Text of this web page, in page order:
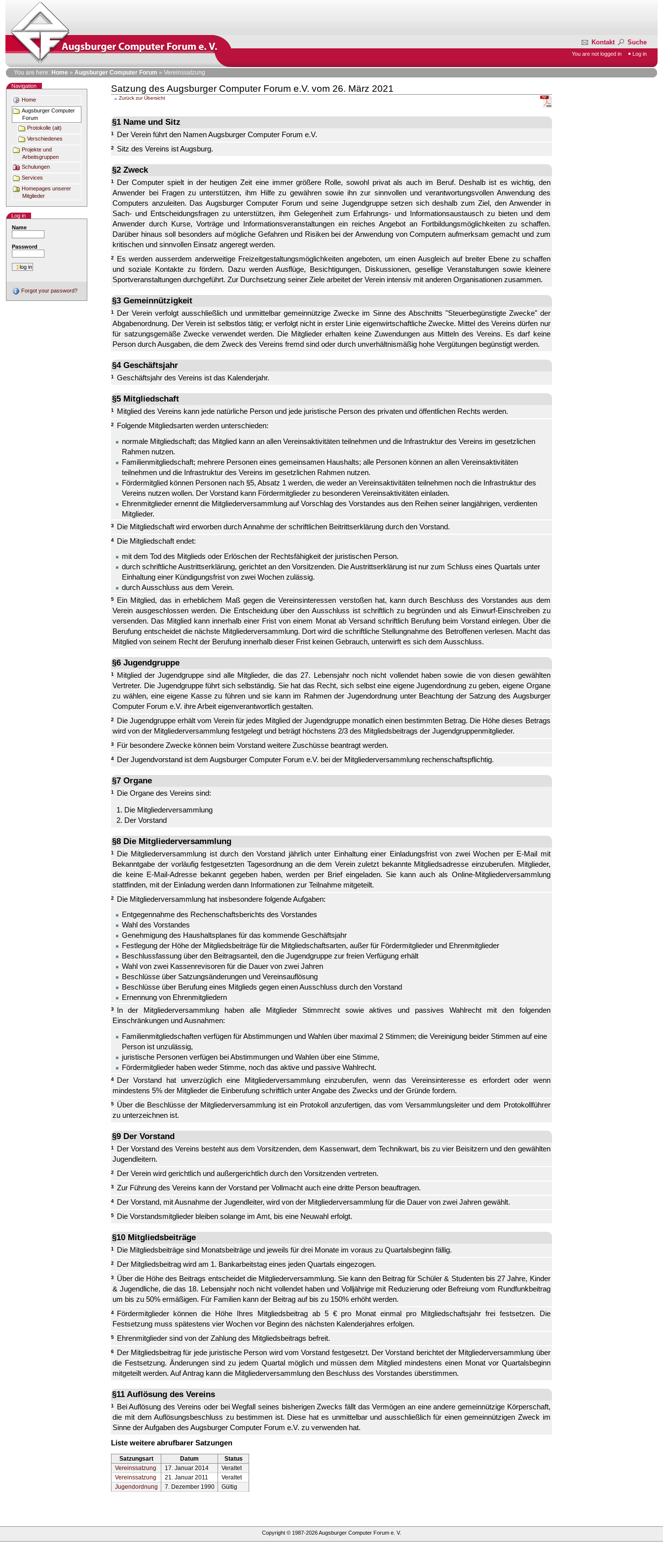
Kontakt Suche
Personal
tools
You are not logged in Log in
You are here: Home » Augsburger Computer Forum »Vereinssatzung
Navigation
Home
Augsburger Computer
Forum
Protokolle (alt)
Verschiedenes
Projekte und
Arbeitsgruppen
Schulungen
Services
Homepages unserer
Mitglieder
Log in
Name
Password
Forgot your password?
Satzung des Augsburger Computer Forum e.V. vom 26. März 2021
Zurück zur Übersicht
§1 Name und Sitz
1 Der Verein führt den Namen Augsburger Computer Forum e.V.
2 Sitz des Vereins ist Augsburg.
§2 Zweck
1
Der Computer spielt in der heutigen Zeit eine immer größere Rolle, sowohl privat als auch im Beruf. Deshalb ist es wichtig, den
Anwender bei Fragen zu unterstützen, ihm Hilfe zu gewähren sowie ihn zur sinnvollen und verantwortungsvollen Anwendung des
Computers anzuleiten. Das Augsburger Computer Forum und seine Jugendgruppe setzen sich deshalb zum Ziel, den Anwender in
Sach- und Entscheidungsfragen zu unterstützen, ihm Gelegenheit zum Erfahrungs- und Informationsaustausch zu bieten und dem
Anwender durch Kurse, Vorträge und Informationsveranstaltungen ein reiches Angebot an Fortbildungsmöglichkeiten zu schaffen.
Darüber hinaus soll besonders auf mögliche Gefahren und Risiken bei der Anwendung von Computern aufmerksam gemacht und zum
kritischen und sinnvollen Einsatz angeregt werden.
2
Es werden ausserdem anderweitige Freizeitgestaltungsmöglichkeiten angeboten, um einen Ausgleich auf breiter Ebene zu schaffen
und soziale Kontakte zu fördern. Dazu werden Ausflüge, Besichtigungen, Diskussionen, gesellige Veranstaltungen sowie kleinere
Sportveranstaltungen durchgeführt. Zur Durchsetzung seiner Ziele arbeitet der Verein intensiv mit anderen Organisationen zusammen.
§3 Gemeinnützigkeit
1
Der Verein verfolgt ausschließlich und unmittelbar gemeinnützige Zwecke im Sinne des Abschnitts "Steuerbegünstigte Zwecke" der
Abgabenordnung. Der Verein ist selbstlos tätig; er verfolgt nicht in erster Linie eigenwirtschaftliche Zwecke. Mittel des Vereins dürfen nur
für satzungsgemäße Zwecke verwendet werden. Die Mitglieder erhalten keine Zuwendungen aus Mitteln des Vereins. Es darf keine
Person durch Ausgaben, die dem Zweck des Vereins fremd sind oder durch unverhältnismäßig hohe Vergütungen begünstigt werden.
§4 Geschäftsjahr
1 Geschäftsjahr des Vereins ist das Kalenderjahr.
§5 Mitgliedschaft
1 Mitglied des Vereins kann jede natürliche Person und jede juristische Person des privaten und öffentlichen Rechts werden.
2
Folgende Mitgliedsarten werden unterschieden:
normale Mitgliedschaft; das Mitglied kann an allen Vereinsaktivitäten teilnehmen und die Infrastruktur des Vereins im gesetzlichen
Rahmen nutzen.
Familienmitgliedschaft; mehrere Personen eines gemeinsamen Haushalts; alle Personen können an allen Vereinsaktivitäten
teilnehmen und die Infrastruktur des Vereins im gesetzlichen Rahmen nutzen.
Fördermitglied können Personen nach §5, Absatz 1 werden, die weder an Vereinsaktivitäten teilnehmen noch die Infrastruktur des
Vereins nutzen wollen. Der Vorstand kann Fördermitglieder zu besonderen Vereinsaktivitäten einladen.
Ehrenmitglieder ernennt die Mitgliederversammlung auf Vorschlag des Vorstandes aus den Reihen seiner langjährigen, verdienten
Mitglieder.
3 Die Mitgliedschaft wird erworben durch Annahme der schriftlichen Beitrittserklärung durch den Vorstand.
4
Die Mitgliedschaft endet:
mit dem Tod des Mitglieds oder Erlöschen der Rechtsfähigkeit der juristischen Person.
durch schriftliche Austrittserklärung, gerichtet an den Vorsitzenden. Die Austrittserklärung ist nur zum Schluss eines Quartals unter
Einhaltung einer Kündigungsfrist von zwei Wochen zulässig.
durch Ausschluss aus dem Verein.
5
Ein Mitglied, das in erheblichem Maß gegen die Vereinsinteressen verstoßen hat, kann durch Beschluss des Vorstandes aus dem
Verein ausgeschlossen werden. Die Entscheidung über den Ausschluss ist schriftlich zu begründen und als Einwurf-Einschreiben zu
versenden. Das Mitglied kann innerhalb einer Frist von einem Monat ab Versand schriftlich Berufung beim Vorstand einlegen. Über die
Berufung entscheidet die nächste Mitgliederversammlung. Dort wird die schriftliche Stellungnahme des Betroffenen verlesen. Macht das
Mitglied von seinem Recht der Berufung innerhalb dieser Frist keinen Gebrauch, unterwirft es sich dem Ausschluss.
§6 Jugendgruppe
1
Mitglied der Jugendgruppe sind alle Mitglieder, die das 27. Lebensjahr noch nicht vollendet haben sowie die von diesen gewählten
Vertreter. Die Jugendgruppe führt sich selbständig. Sie hat das Recht, sich selbst eine eigene Jugendordnung zu geben, eigene Organe
zu wählen, eine eigene Kasse zu führen und sie kann im Rahmen der Jugendordnung unter Beachtung der Satzung des Augsburger
Computer Forum e.V. ihre Arbeit eigenverantwortlich gestalten.
2
Die Jugendgruppe erhält vom Verein für jedes Mitglied der Jugendgruppe monatlich einen bestimmten Betrag. Die Höhe dieses Betrags
wird von der Mitgliederversammlung festgelegt und beträgt höchstens 2/3 des Mitgliedsbeitrags der Jugendgruppenmitglieder.
3 Für besondere Zwecke können beim Vorstand weitere Zuschüsse beantragt werden.
4 Der Jugendvorstand ist dem Augsburger Computer Forum e.V. bei der Mitgliederversammlung rechenschaftspflichtig.
§7 Organe
1 Die Organe des Vereins sind:
Die Mitgliederversammlung
Der Vorstand
§8 Die Mitgliederversammlung
1
Die Mitgliederversammlung ist durch den Vorstand jährlich unter Einhaltung einer Einladungsfrist von zwei Wochen per E-Mail mit
Bekanntgabe der vorläufig festgesetzten Tagesordnung an die dem Verein zuletzt bekannte Mitgliedsadresse einzuberufen. Mitglieder,
die keine E-Mail-Adresse bekannt gegeben haben, werden per Brief eingeladen. Sie kann auch als Online-Mitgliederversammlung
stattfinden, mit der Einladung werden dann Informationen zur Teilnahme mitgeteilt.
2
Die Mitgliederversammlung hat insbesondere folgende Aufgaben:
Entgegennahme des Rechenschaftsberichts des Vorstandes
Wahl des Vorstandes
Genehmigung des Haushaltsplanes für das kommende Geschäftsjahr
Festlegung der Höhe der Mitgliedsbeiträge für die Mitgliedschaftsarten, außer für Fördermitglieder und Ehrenmitglieder
Beschlussfassung über den Beitragsanteil, den die Jugendgruppe zur freien Verfügung erhält
Wahl von zwei Kassenrevisoren für die Dauer von zwei Jahren
Beschlüsse über Satzungsänderungen und Vereinsauflösung
Beschlüsse über Berufung eines Mitglieds gegen einen Ausschluss durch den Vorstand
Ernennung von Ehrenmitgliedern
3
In der Mitgliederversammlung haben alle Mitglieder Stimmrecht sowie aktives und passives Wahlrecht mit den folgenden
Einschränkungen und Ausnahmen:
Familienmitgliedschaften verfügen für Abstimmungen und Wahlen über maximal 2 Stimmen; die Vereinigung beider Stimmen auf eine
Person ist unzulässig,
juristische Personen verfügen bei Abstimmungen und Wahlen über eine Stimme,
Fördermitglieder haben weder Stimme, noch das aktive und passive Wahlrecht.
4
Der Vorstand hat unverzüglich eine Mitgliederversammlung einzuberufen, wenn das Vereinsinteresse es erfordert oder wenn
mindestens 5% der Mitglieder die Einberufung schriftlich unter Angabe des Zwecks und der Gründe fordern.
5
Über die Beschlüsse der Mitgliederversammlung ist ein Protokoll anzufertigen, das vom Versammlungsleiter und dem Protokollführer
zu unterzeichnen ist.
§9 Der Vorstand
1
Der Vorstand des Vereins besteht aus dem Vorsitzenden, dem Kassenwart, dem Technikwart, bis zu vier Beisitzern und den gewählten
Jugendleitern.
2 Der Verein wird gerichtlich und außergerichtlich durch den Vorsitzenden vertreten.
3 Zur Führung des Vereins kann der Vorstand per Vollmacht auch eine dritte Person beauftragen.
4 Der Vorstand, mit Ausnahme der Jugendleiter, wird von der Mitgliederversammlung für die Dauer von zwei Jahren gewählt.
5 Die Vorstandsmitglieder bleiben solange im Amt, bis eine Neuwahl erfolgt.
§10 Mitgliedsbeiträge
1 Die Mitgliedsbeiträge sind Monatsbeiträge und jeweils für drei Monate im voraus zu Quartalsbeginn fällig.
2 Der Mitgliedsbeitrag wird am 1. Bankarbeitstag eines jeden Quartals eingezogen.
3
Über die Höhe des Beitrags entscheidet die Mitgliederversammlung. Sie kann den Beitrag für Schüler & Studenten bis 27 Jahre, Kinder
& Jugendliche, die das 18. Lebensjahr noch nicht vollendet haben und Volljährige mit Reduzierung oder Befreiung vom Rundfunkbeitrag
um bis zu 50% ermäßigen. Für Familien kann der Beitrag auf bis zu 150% erhöht werden.
4
Fördermitglieder können die Höhe Ihres Mitgliedsbeitrag ab 5 € pro Monat einmal pro Mitgliedschaftsjahr frei festsetzen. Die
Festsetzung muss spätestens vier Wochen vor Beginn des nächsten Kalenderjahres erfolgen.
5 Ehrenmitglieder sind von der Zahlung des Mitgliedsbeitrags befreit.
6
Der Mitgliedsbeitrag für jede juristische Person wird vom Vorstand festgesetzt. Der Vorstand berichtet der Mitgliederversammlung über
die Festsetzung. Änderungen sind zu jedem Quartal möglich und müssen dem Mitglied mindestens einen Monat vor Quartalsbeginn
mitgeteilt werden. Auf Antrag kann die Mitgliederversammlung den Beschluss des Vorstandes überstimmen.
§11 Auflösung des Vereins
1
Bei Auflösung des Vereins oder bei Wegfall seines bisherigen Zwecks fällt das Vermögen an eine andere gemeinnützige Körperschaft,
die mit dem Auflösungsbeschluss zu bestimmen ist. Diese hat es unmittelbar und ausschließlich für einen gemeinnützigen Zweck im
Sinne der Aufgaben des Augsburger Computer Forum e.V. zu verwenden hat.
Liste weitere abrufbarer Satzungen
Satzungsart Datum
Status
Vereinssatzung
17. Januar 2014
Veraltet
Vereinssatzung
21. Januar 2011
Veraltet
Jugendordnung
7. Dezember 1990 Gültig
Copyright © 1987-2026Augsburger Computer Forum e. V.